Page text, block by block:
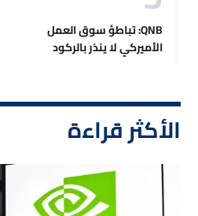
QNB: تباطؤ سوق العمل
الأميركي لا ينذر بالركود
الأكثر قراءة